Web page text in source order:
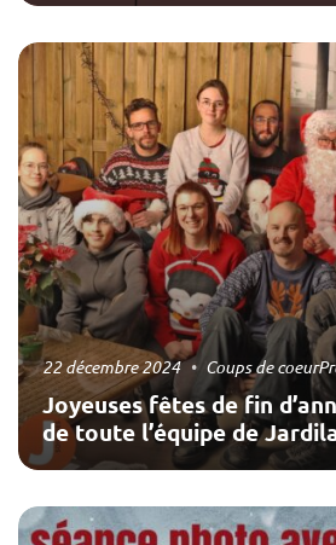
Joyeuses fêtes de fin
de toute l’équipe de
22 décembre 2024 Coups de coeur